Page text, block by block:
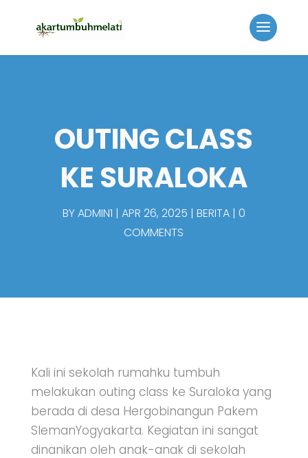
OUTING CLASS
KE SURALOKA
BYADMIN1 APR 26, 2025 BERITA 0
COMMENTS
Kali ini sekolah rumahku tumbuh
melakukan outing class ke Suraloka yang
berada di desa Hergobinangun Pakem
SlemanYogyakarta. Kegiatan ini sangat
dinanikan oleh anak-anak di sekolah